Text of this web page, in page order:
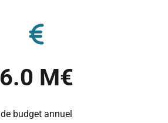
6.0 M€
de budget annuel